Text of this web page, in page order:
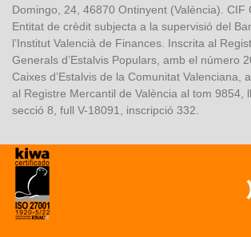
Domingo, 24, 46870 Ontinyent (València). CIF
Entitat de crèdit subjecta a la supervisió del
l’Institut Valencià de Finances. Inscrita al
Generals d’Estalvis Populars, amb el número
Caixes d’Estalvis de la Comunitat Valenciana,
al Registre Mercantil de València al tom 9854,
secció 8, full V-18091, inscripció 332.